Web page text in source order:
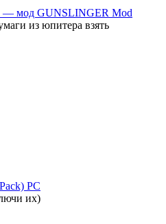
— мод GUNSLINGER Mod
из юпитера взять
PC
их)